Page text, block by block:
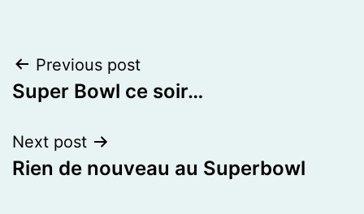
Post
navigation
Previous post
Super Bowl ce soir…
Next post
Rien de nouveau au Superbowl